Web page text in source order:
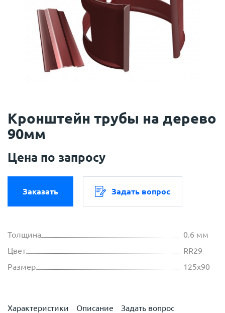
Кронштейн трубы на дерево
90мм
Цена по запросу
Заказать Задать вопрос
Толщина
0.6 мм
Цвет
RR29
Размер
125х90
Характеристики Описание Задать вопрос